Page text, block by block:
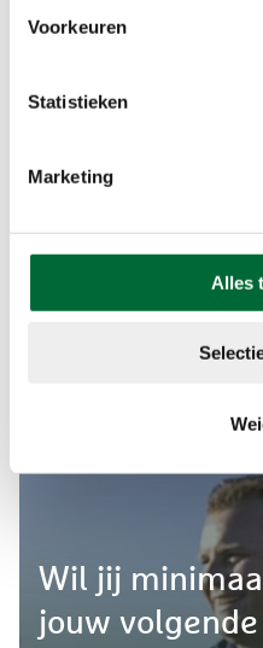
Voorkeuren
Statistieken
Marketing
Alles
Wil jij
jouw